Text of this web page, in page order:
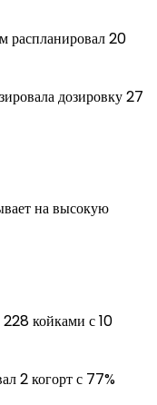
20
дозировку 27
на высокую
койками с 10
2 когорт с 77%